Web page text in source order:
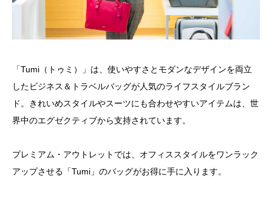
「Tumi（トゥミ）」は、使いやすさとモダンなデザインを両立
したビジネス＆トラベルバッグが人気のライフスタイルブラン
ド。きれいめスタイルやスーツにも合わせやすいアイテムは、世
界中のエグゼクティブから支持されています。
プレミアム・アウトレットでは、オフィススタイルをワンラック
アップさせる「Tumi」のバッグがお得に手に入ります。